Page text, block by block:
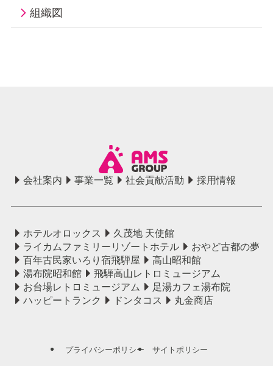
組織図
会社案内 事業一覧 社会貢献活動 採用情報
ホテルオロックス
久茂地 天使館
ライカムファミリーリゾートホテル
おやど古都の夢
百年古民家いろり宿飛騨屋
高山昭和館
湯布院昭和館
飛騨高山レトロミュージアム
お台場レトロミュージアム
足湯カフェ湯布院
ハッピートランク
ドンタコス 丸金商店
プライバシーポリシー サイトポリシー